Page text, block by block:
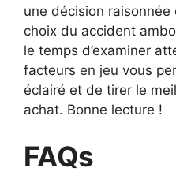
une décision
choix du accident
le temps d’examiner
facteurs en jeu vous
éclairé et de tirer le
achat. Bonne lecture !
FAQs